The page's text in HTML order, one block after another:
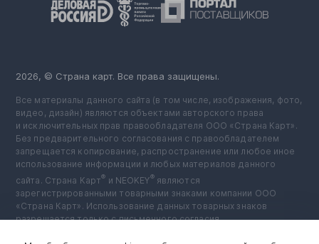
2026, © Страна карт. Все права защищены.
Все материалы данного сайта (в том числе, изображения, фото,
видео, дизайн) являются объектами авторского права
и исключительных прав правообладателя ООО «Страна Карт».
Без предварительного согласования с правообладателем
запрещается копирование, распространение или любое иное
использование информации и любых материалов данного
сайта. Страна Карт® ️ и NEOKEY®️ являются
зарегистрированными товарными знаками компании ООО
«Страна Карт». Использование данных товарных знаков
разрешается только с письменного согласия